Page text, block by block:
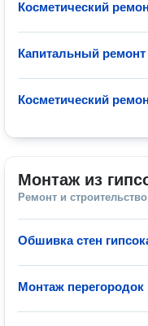
Косметический
Капитальный
Косметический
Монтаж из
Ремонт и строительство
Обшивка стен
Монтаж перегородок